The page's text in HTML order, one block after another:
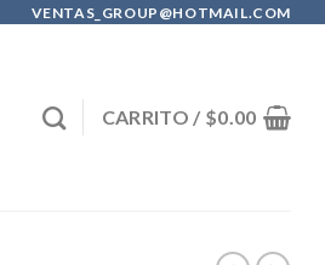
VENTAS_GROUP@HOTMAIL.COM
CARRITO / $0.00